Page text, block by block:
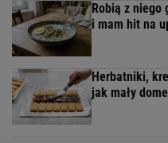
Robią z niego
i mam hit na
Herbatniki,
jak mały